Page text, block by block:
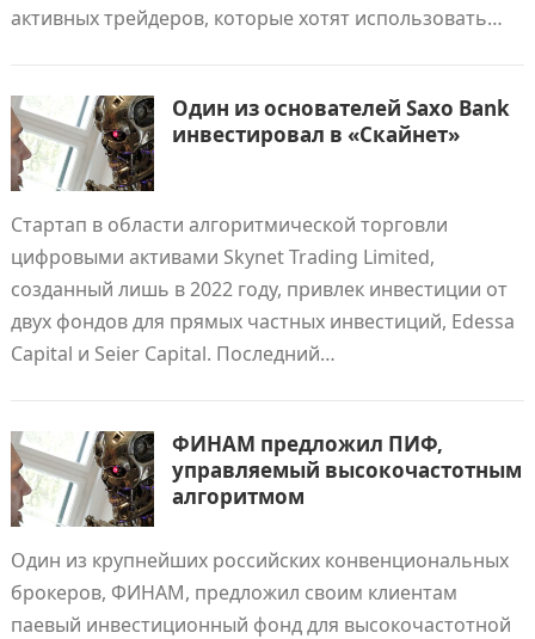
активных трейдеров, которые хотят использовать…
Один из основателей Saxo Bank
инвестировал в «Скайнет»
Стартап в области алгоритмической торговли
цифровыми активами Skynet Trading Limited,
созданный лишь в 2022 году, привлек инвестиции от
двух фондов для прямых частных инвестиций, Edessa
Capital и Seier Capital. Последний…
ФИНАМ предложил ПИФ,
управляемый высокочастотным
алгоритмом
Один из крупнейших российских конвенциональных
брокеров, ФИНАМ, предложил своим клиентам
паевый инвестиционный фонд для высокочастотной